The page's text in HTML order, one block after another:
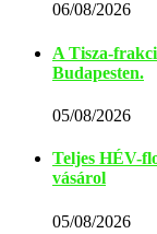
06/08/2026
A Tisza-
Budapesten.
05/08/2026
Teljes HÉV-
vásárol
05/08/2026